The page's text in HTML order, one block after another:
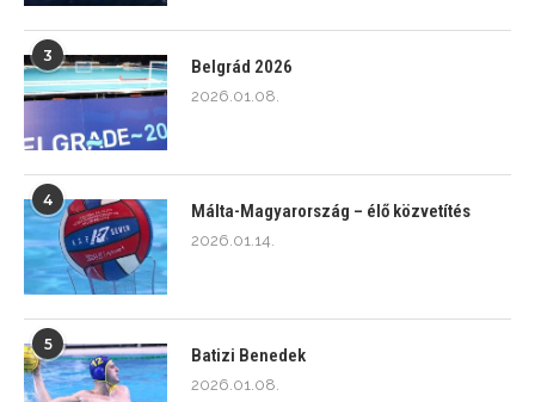
3
Belgrád 2026
2026.01.08.
4
Málta-Magyarország – élő közvetítés
2026.01.14.
5
Batizi Benedek
2026.01.08.